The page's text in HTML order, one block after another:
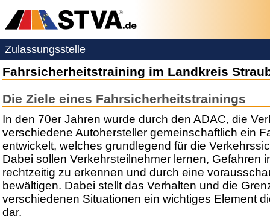
Zulassungsstelle
Fahrsicherheitstraining im Landkreis
Die Ziele eines Fahrsicherheitstrainings
In den 70er Jahren wurde durch den ADAC, die
verschiedene Autohersteller gemeinschaftlich ein
entwickelt, welches grundlegend für die
Dabei sollen Verkehrsteilnehmer lernen, Gefahren
rechtzeitig zu erkennen und durch eine
bewältigen. Dabei stellt das Verhalten und die
verschiedenen Situationen ein wichtiges Element
dar.